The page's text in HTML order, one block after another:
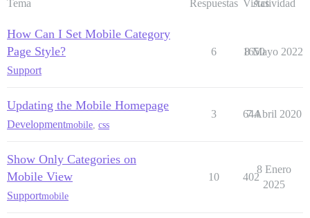
Tema Respuestas Vistas
Actividad
How Can I Set Mobile Category
Page Style?
Support
6 1650
8 Mayo 2022
Updating the Mobile Homepage
Developmentmobile css
3 644
7 Abril 2020
Show Only Categories on
Mobile View
Supportmobile
10 402
8 Enero
2025